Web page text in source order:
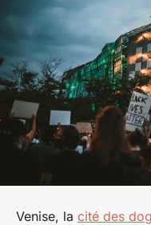
Venise, la cité des